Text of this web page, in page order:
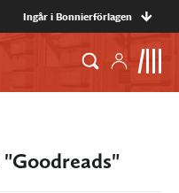
Ingår i Bonnierförlagen